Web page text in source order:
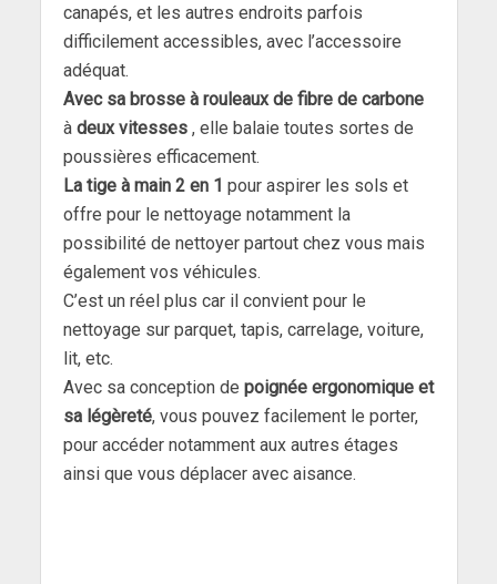
canapés, et les autres endroits parfois
difficilement accessibles, avec l’accessoire
adéquat.
Avec sa brosse à rouleaux de fibre de carbone
à deux vitesses, elle balaie toutes sortes de
poussières efficacement.
La tige à main 2 en 1 pour aspirer les sols et
offre pour le nettoyage notamment la
possibilité de nettoyer partout chez vous mais
également vos véhicules.
C’est un réel plus car il convient pour le
nettoyage sur parquet, tapis, carrelage, voiture,
lit, etc.
Avec sa conception de poignée ergonomique et
sa légèreté, vous pouvez facilement le porter,
pour accéder notamment aux autres étages
ainsi que vous déplacer avec aisance.